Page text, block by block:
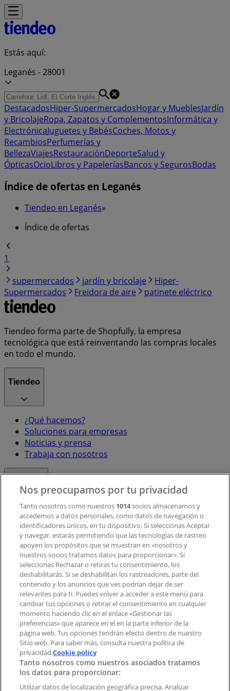
Estás aquí:
Leganés - 28001
DestacadosHiper-SupermercadosHogar y MueblesJardín
y BricolajeRopa, Zapatos y ComplementosInformática y
ElectrónicaJuguetes y BebésCoches, Motos y
RecambiosPerfumerías y
BellezaViajesRestauraciónDeporteSalud y
ÓpticasOcioLibros y PapeleríasBancos y SegurosBodas
Índice de ofertas en Leganés
Tiendeo en Leganés»
Índice de ofertas
1
supermercados
jardín y bricolaje
Hiper-
Supermercados
Freidora de aire patinete eléctrico
Tiendeo forma parte de Shopfully, la empresa
tecnológica que está reinventando las compras locales
en todo el mundo.
Tiendeo
¿Qué hacemos?
Soluciones para empresas
Noticias y prensa
Trabaja con nosotros
Contacto comercial y de marketing
Tienda mal colocada en el mapa
Notificar un folleto
¿Encontraste un problema en la web o en la
aplicación?
Índices
Marcas
Marcas locales
Negocios
Negocios cercanos
Productos
Productos locales
Nos preocupamos por tu privacidad
Tanto nosotros como nuestros 1014socios almacenamos y
accedemos a datos personales, como datos de navegación o
identificadores únicos, en tu dispositivo. Si seleccionas Aceptar
y navegar, estarás permitiendo que las tecnologías de rastreo
apoyen los propósitos que se muestran en «nosotros y
nuestros socios tratamos datos para proporcionar». Si
seleccionas Rechazar o retiras tu consentimiento, los
deshabilitarás. Si se deshabilitan los rastreadores, parte del
contenido y los anuncios que ves podrían dejar de ser
relevantes para ti. Puedes volver a acceder a este menú para
cambiar tus opciones o retirar el consentimiento en cualquier
momento haciendo clic en el enlace «Gestionar las
preferencias» que aparece en el en la parte inferior de la
página web. Tus opciones tendrán efecto dentro de nuestro
Sitio web. Para saber más, consulta nuestra política de
privacidad.Cookie policy
Tanto nosotros como nuestros asociados tratamos
los datos para proporcionar:
Utilizar datos de localización geográfica precisa. Analizar